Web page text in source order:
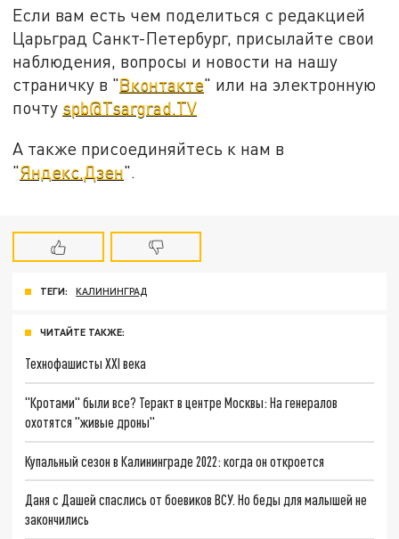
Если вам есть чем поделиться с редакцией
Царьград Санкт-Петербург, присылайте свои
наблюдения, вопросы и новости на нашу
страничку в "Вконтакте" или на электронную
почту spb@Tsargrad.TV
А также присоединяйтесь к нам в
"Яндекс.Дзен".
ТЕГИ: КАЛИНИНГРАД
ЧИТАЙТЕ ТАКЖЕ:
Технофашисты XXI века
"Кротами" были все? Теракт в центре Москвы: На генералов
охотятся "живые дроны"
Купальный сезон в Калининграде 2022: когда он откроется
Даня с Дашей спаслись от боевиков ВСУ. Но беды для малышей не
закончились